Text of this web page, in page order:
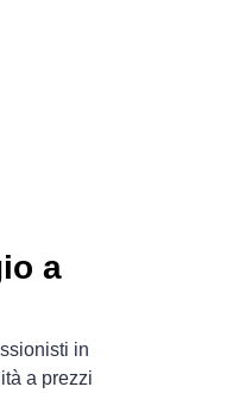
a
in
a prezzi